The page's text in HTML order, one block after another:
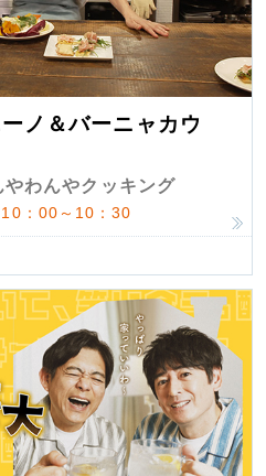
ノ＆バーニャカウ
やわんやクッキング
：00～10：30